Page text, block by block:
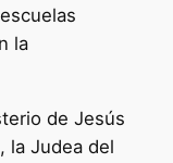
la
de Jesús
la Judea del